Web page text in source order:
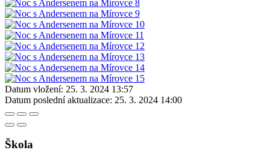
Datum vložení: 25. 3. 2024 13:57
Datum poslední aktualizace: 25. 3. 2024 14:00
Škola